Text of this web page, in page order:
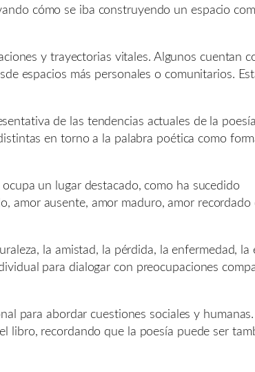
cómo se iba construyendo un espacio
y trayectorias vitales. Algunos cuentan
espacios más personales o comunitarios.
de las tendencias actuales de la
en torno a la palabra poética como
un lugar destacado, como ha sucedido
amor ausente, amor maduro, amor recordado
la amistad, la pérdida, la enfermedad, la
para dialogar con preocupaciones
para abordar cuestiones sociales y
libro, recordando que la poesía puede ser